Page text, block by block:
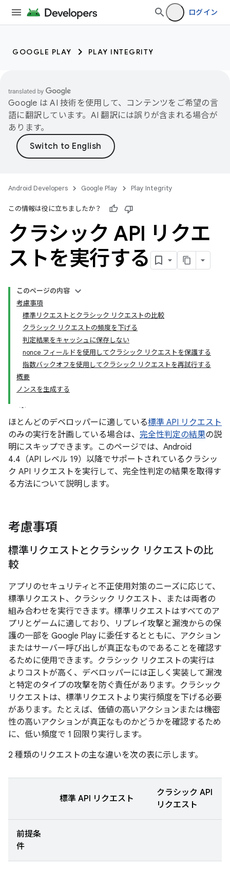
ログイン
GOOGLE PLAY PLAY INTEGRITY
Google は AI 技術を使用して、コンテンツをご希望の言
語に翻訳しています。AI 翻訳には誤りが含まれる場合が
あります。
Android Developers Google Play Play Integrity
この情報は役に立ちましたか？
クラシック API リクエ
ストを実行する
このページの内容
考慮事項
標準リクエストとクラシック リクエストの比較
クラシック リクエストの頻度を下げる
判定結果をキャッシュに保存しない
nonce フィールドを使用してクラシック リクエストを保護する
指数バックオフを使用してクラシック リクエストを再試行する
概要
ノンスを生成する
ほとんどのデベロッパーに適している標準 API リクエスト
のみの実行を計画している場合は、 完全性判定の結果の説
明にスキップできます。このページでは、Android
4.4（API レベル 19）以降でサポートされているクラシッ
ク API リクエストを実行して、完全性判定の結果を取得す
る方法について説明します。
考慮事項
標準リクエストとクラシック リクエストの比
較
アプリのセキュリティと不正使用対策のニーズに応じて、
標準リクエスト、クラシック リクエスト、または両者の
組み合わせを実行できます。標準リクエストはすべてのア
プリとゲームに適しており、リプレイ攻撃と漏洩からの保
護の一部を Google Play に委任するとともに、アクション
またはサーバー呼び出しが真正なものであることを確認す
るために使用できます。クラシック リクエストの実行は
よりコストが高く、デベロッパーには正しく実装して漏洩
と特定のタイプの攻撃を防ぐ責任があります。クラシック
リクエストは、標準リクエストより実行頻度を下げる必要
があります。たとえば、価値の高いアクションまたは機密
性の高いアクションが真正なものかどうかを確認するため
に、低い頻度で 1 回限り実行します。
2 種類のリクエストの主な違いを次の表に示します。
標準 API リクエスト
クラシック API
リクエスト
前提条
件